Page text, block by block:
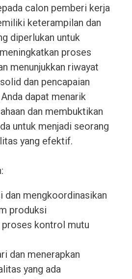
calon pemberi kerja
keterampilan dan
diperlukan untuk
proses
menunjukkan riwayat
dan pencapaian
dapat menarik
dan membuktikan
untuk menjadi seorang
yang efektif.
dan mengkoordinasikan
produksi
kontrol mutu
dan menerapkan
yang ada